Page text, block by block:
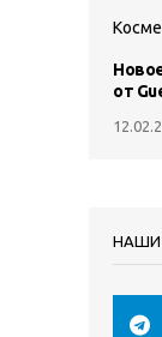
от
НАШИ